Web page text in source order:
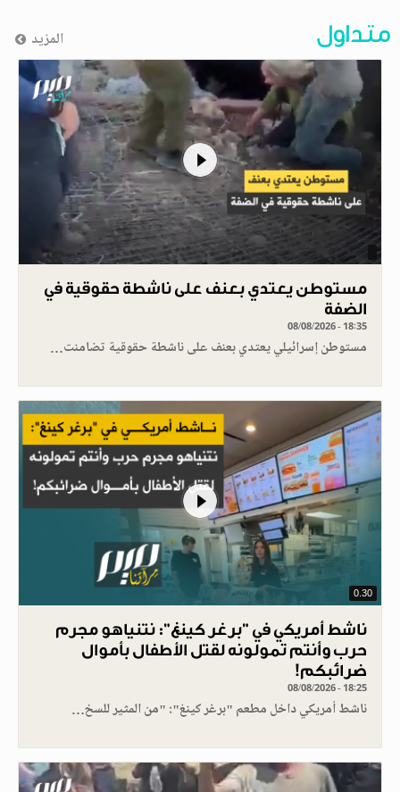
متداول المزيد
مستوطن يعتدي بعنف على ناشطة حقوقية في
الضفة
08/08/2026 - 18:35
مستوطن إسرائيلي يعتدي بعنف على ناشطة حقوقية تضامنت…
0.30
ناشط أمريكي في "برغر كينغ": نتنياهو مجرم
حرب وأنتم تمولونه لقتل الأطفال بأموال
ضرائبكم!
08/08/2026 - 18:25
ناشط أمريكي داخل مطعم "برغر كينغ": "من المثير للسخ…